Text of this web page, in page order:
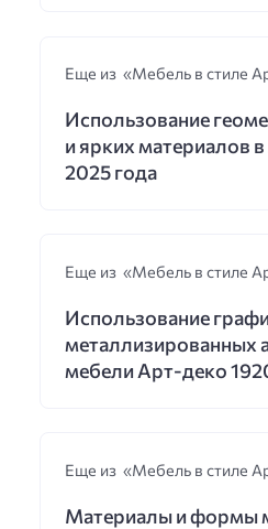
Еще из «Мебель в стиле
Использование
и ярких материалов
2025 года
Еще из «Мебель в стиле
Использование
металлизированных
мебели Арт-деко
Еще из «Мебель в стиле
Материалы и формы